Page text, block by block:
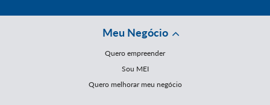
Meu Negócio
Quero empreender
Sou MEI
Quero melhorar meu negócio